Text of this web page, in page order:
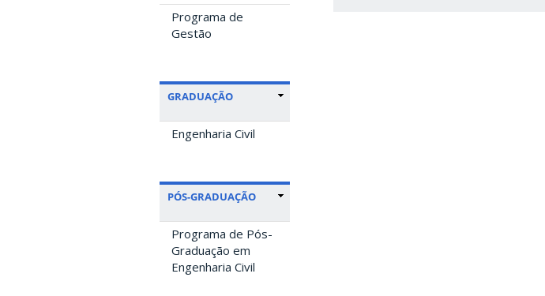
Programa de
Gestão
GRADUAÇÃO
Engenharia Civil
PÓS-GRADUAÇÃO
Programa de Pós-
Graduação em
Engenharia Civil